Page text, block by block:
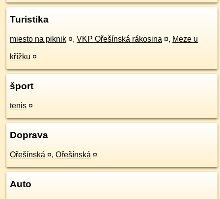
Turistika
miesto na piknik ¤, VKP Ořešínská rákosina ¤, Meze u
křížku ¤
šport
tenis ¤
Doprava
Ořešínská ¤, Ořešínská ¤
Auto